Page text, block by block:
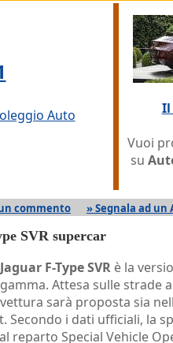
Auto
Il
Vuoi
su
commento » Segnala ad un
SVR supercar
Jaguar F-Type SVR è la
gamma. Attesa sulle strade
vettura sarà proposta sia
Secondo i dati ufficiali, la
reparto Special Vehicle